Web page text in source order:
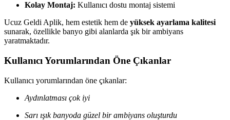
Kolay Montaj: Kullanıcı dostu montaj sistemi
Ucuz Geldi Aplik, hem estetik hem de yüksek ayarlama kalitesi
sunarak, özellikle banyo gibi alanlarda şık bir ambiyans
yaratmaktadır.
Kullanıcı Yorumlarından Öne Çıkanlar
Kullanıcı yorumlarından öne çıkanlar:
Aydınlatması çok iyi
Sarı ışık banyoda güzel bir ambiyans oluşturdu